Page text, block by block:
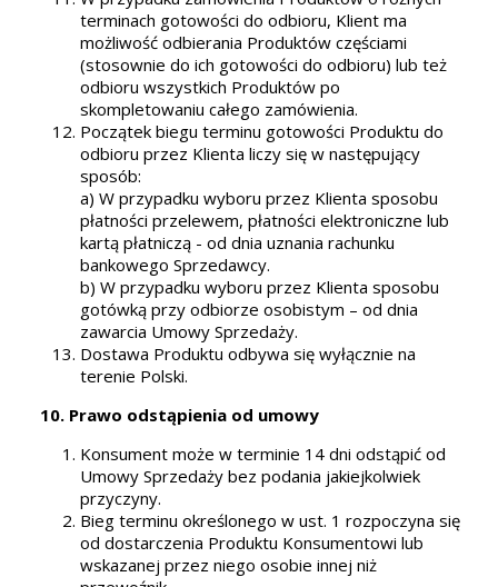
terminach gotowości do odbioru, Klient ma
możliwość odbierania Produktów częściami
(stosownie do ich gotowości do odbioru) lub też
odbioru wszystkich Produktów po
skompletowaniu całego zamówienia.
Początek biegu terminu gotowości Produktu do
odbioru przez Klienta liczy się w następujący
sposób:
a) W przypadku wyboru przez Klienta sposobu
płatności przelewem, płatności elektroniczne lub
kartą płatniczą - od dnia uznania rachunku
bankowego Sprzedawcy.
b) W przypadku wyboru przez Klienta sposobu
gotówką przy odbiorze osobistym – od dnia
zawarcia Umowy Sprzedaży.
Dostawa Produktu odbywa się wyłącznie na
terenie Polski.
10. Prawo odstąpienia od umowy
Konsument może w terminie 14 dni odstąpić od
Umowy Sprzedaży bez podania jakiejkolwiek
przyczyny.
Bieg terminu określonego w ust. 1 rozpoczyna się
od dostarczenia Produktu Konsumentowi lub
wskazanej przez niego osobie innej niż